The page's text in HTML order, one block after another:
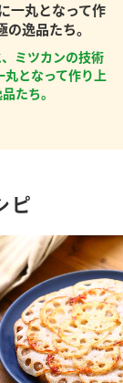
一丸となって作
の逸品たち。
ミツカンの技術
丸となって作り上
たち。
ピ